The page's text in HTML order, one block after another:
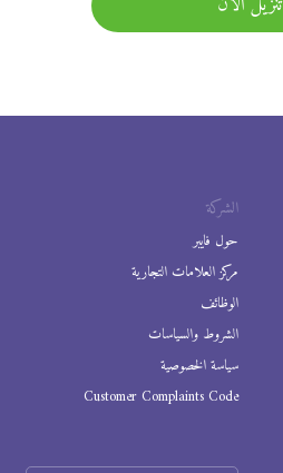
الشركة
حول فايبر
مركز العلامات التجارية
الوظائف
الشروط والسياسات
سياسة الخصوصية
Customer Complaints Code